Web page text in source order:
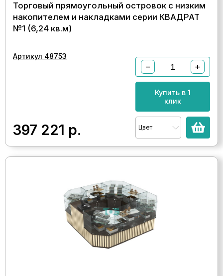
Торговый прямоугольный островок с низким
накопителем и накладками серии КВАДРАТ
№1 (6,24 кв.м)
Артикул 48753
397 221 р.
− +
Купить в 1
клик
Цвет